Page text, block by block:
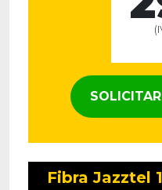
Fibra Jazztel